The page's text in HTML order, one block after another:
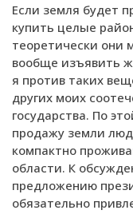
Если земля будет
купить целые
теоретически они
вообще изъявить
я против таких
других моих
государства. По
продажу земли
компактно
области. К
предложению
обязательно